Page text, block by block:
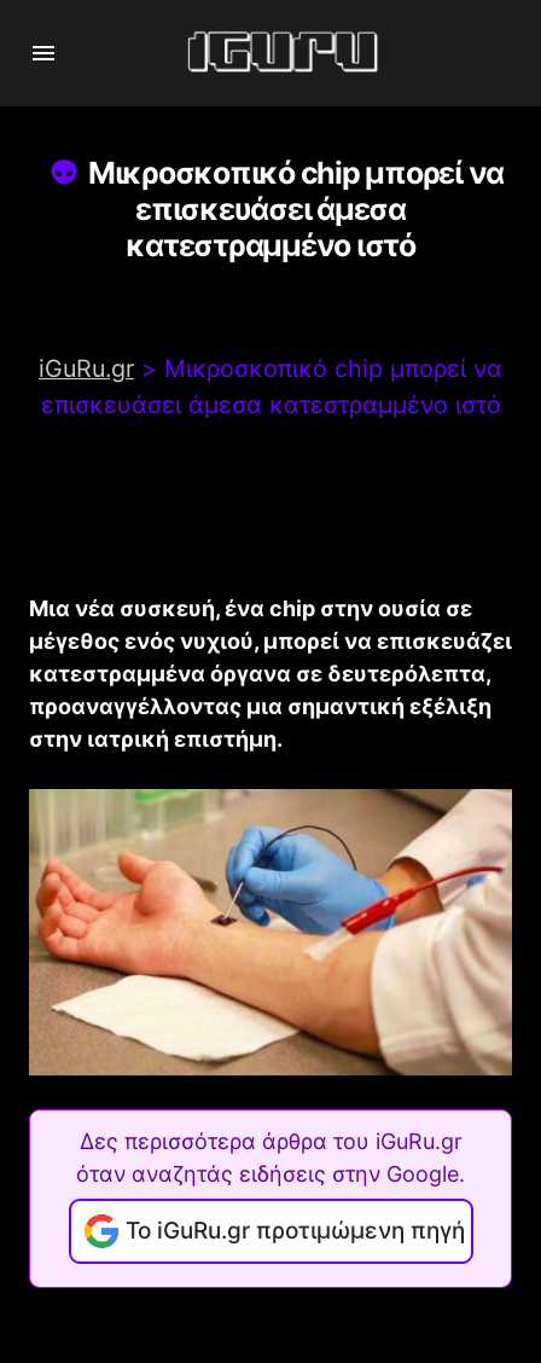
Μικροσκοπικό chip μπορεί να
επισκευάσει άμεσα
κατεστραμμένο ιστό
iGuRu.gr > Μικροσκοπικό chip μπορεί να
επισκευάσει άμεσα κατεστραμμένο ιστό
Μια νέα συσκευή, ένα chip στην ουσία σε
μέγεθος ενός νυχιού, μπορεί να επισκευάζει
κατεστραμμένα όργανα σε δευτερόλεπτα,
προαναγγέλλοντας μια σημαντική εξέλιξη
στην ιατρική επιστήμη.
Δες περισσότερα άρθρα του iGuRu.gr
όταν αναζητάς ειδήσεις στην Google.
Το iGuRu.gr προτιμώμενη πηγή